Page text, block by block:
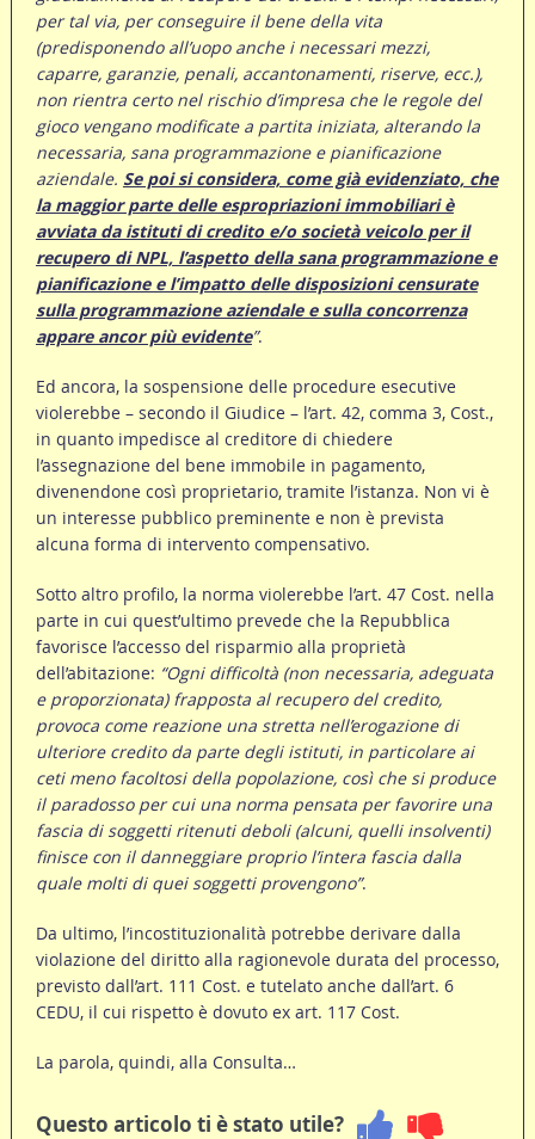
per tal via, per conseguire il bene della vita
(predisponendo all’uopo anche i necessari mezzi,
caparre, garanzie, penali, accantonamenti, riserve, ecc.),
non rientra certo nel rischio d’impresa che le regole del
gioco vengano modificate a partita iniziata, alterando la
necessaria, sana programmazione e pianificazione
aziendale. Se poi si considera, come già evidenziato, che
la maggior parte delle espropriazioni immobiliari è
avviata da istituti di credito e/o società veicolo per il
recupero di NPL, l’aspetto della sana programmazione e
pianificazione e l’impatto delle disposizioni censurate
sulla programmazione aziendale e sulla concorrenza
appare ancor più evidente”.
Ed ancora, la sospensione delle procedure esecutive
violerebbe – secondo il Giudice – l’art. 42, comma 3, Cost.,
in quanto impedisce al creditore di chiedere
l’assegnazione del bene immobile in pagamento,
divenendone così proprietario, tramite l’istanza. Non vi è
un interesse pubblico preminente e non è prevista
alcuna forma di intervento compensativo.
Sotto altro profilo, la norma violerebbe l’art. 47 Cost. nella
parte in cui quest’ultimo prevede che la Repubblica
favorisce l’accesso del risparmio alla proprietà
dell’abitazione: “Ogni difficoltà (non necessaria, adeguata
e proporzionata) frapposta al recupero del credito,
provoca come reazione una stretta nell’erogazione di
ulteriore credito da parte degli istituti, in particolare ai
ceti meno facoltosi della popolazione, così che si produce
il paradosso per cui una norma pensata per favorire una
fascia di soggetti ritenuti deboli (alcuni, quelli insolventi)
finisce con il danneggiare proprio l’intera fascia dalla
quale molti di quei soggetti provengono”.
Da ultimo, l’incostituzionalità potrebbe derivare dalla
violazione del diritto alla ragionevole durata del processo,
previsto dall’art. 111 Cost. e tutelato anche dall’art. 6
CEDU, il cui rispetto è dovuto ex art. 117 Cost.
La parola, quindi, alla Consulta…
Questo articolo ti è stato utile?